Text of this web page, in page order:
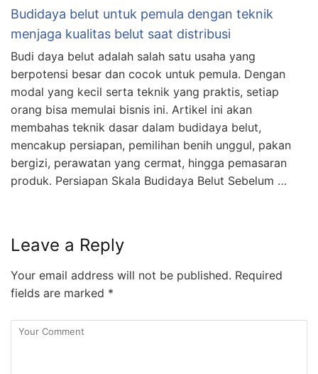
Budidaya belut untuk pemula dengan teknik
menjaga kualitas belut saat distribusi
Budi daya belut adalah salah satu usaha yang
berpotensi besar dan cocok untuk pemula. Dengan
modal yang kecil serta teknik yang praktis, setiap
orang bisa memulai bisnis ini. Artikel ini akan
membahas teknik dasar dalam budidaya belut,
mencakup persiapan, pemilihan benih unggul, pakan
bergizi, perawatan yang cermat, hingga pemasaran
produk. Persiapan Skala Budidaya Belut Sebelum …
Leave a Reply
Your email address will not be published. Required
fields are marked *